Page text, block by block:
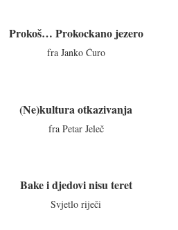
Prokoš… Prokockano jezero
fra Janko Ćuro
(Ne)kultura otkazivanja
fra Petar Jeleč
Bake i djedovi nisu teret
Svjetlo riječi